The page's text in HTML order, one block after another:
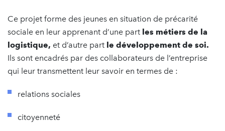
Ce projet forme des jeunes en situation de précarité
sociale en leur apprenant d’une part les métiers de la
logistique, et d’autre part le développement de soi.
Ils sont encadrés par des collaborateurs de l’entreprise
qui leur transmettent leur savoir en termes de :
relations sociales
citoyenneté